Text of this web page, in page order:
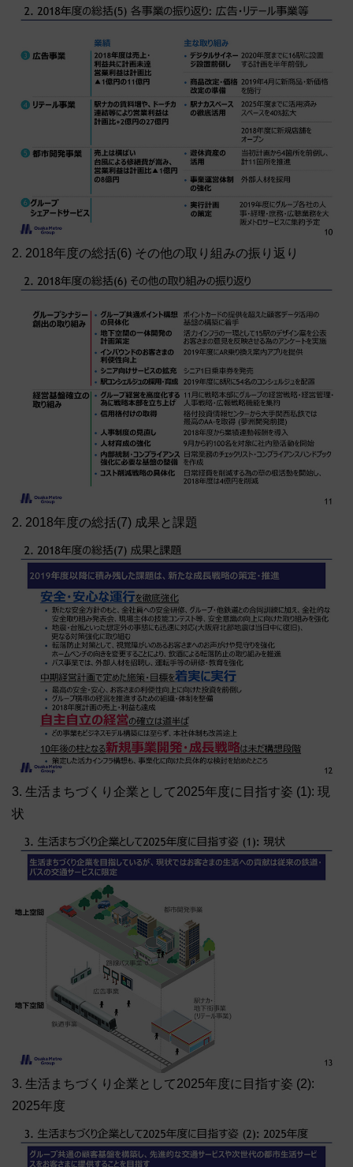
2. 2018年度の総括(6) その他の取り組みの振り返り
2. 2018年度の総括(7) 成果と課題
3. 生活まちづくり企業として2025年度に目指す姿 (1): 現
状
3. 生活まちづくり企業として2025年度に目指す姿 (2):
2025年度